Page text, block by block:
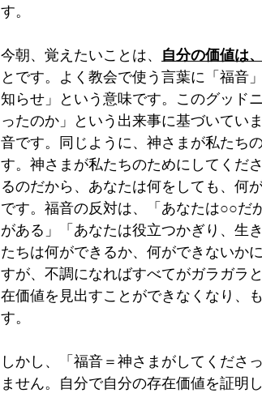
す。
今朝、覚えたいことは、 自分の価値は
とです。よく教会で使う言葉に「福
知らせ」という意味です。このグッド
ったのか」という出来事に基づいてい
音です。同じように、神さまが私たち
す。神さまが私たちのためにしてくだ
るのだから、あなたは何をしても、何
です。福音の反対は、「あなたは○○だ
がある」「あなたは役立つかぎり、生
たちは何ができるか、何ができないか
すが、不調になればすべてがガラガラ
在価値を見出すことができなくなり、
す。
しかし、「福音＝神さまがしてくださ
ません。自分で自分の存在価値を証明